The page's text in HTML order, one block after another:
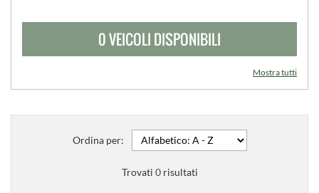
0 VEICOLI DISPONIBILI
Mostra tutti
Ordina per:
Trovati 0risultati